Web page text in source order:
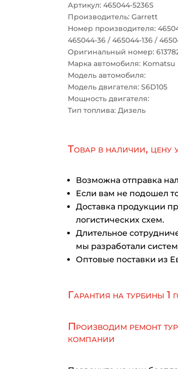
Артикул: 465044-5236S
Производитель: Garrett
Номер производителя:
465044-36 / 465044-136 /
Оригинальный номер:
Марка автомобиля: Komatsu
Модель автомобиля:
Модель двигателя: S6D105
Мощность двигателя:
Тип топлива: Дизель
Товар в наличии, цену
Возможна отправка
Если вам не подошел
Доставка продукции
логистических схем.
Длительное
мы разработали
Оптовые поставки из
Гарантия на турбины 1
Производим ремонт
компании